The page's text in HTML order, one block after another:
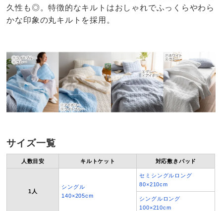
久性も◎。特徴的なキルトはおしゃれでふっくらやわら
かな印象の丸キルトを採用。
サイズ一覧
人数目安 キルトケット 対応敷きパッド
1人
シングル
140×205cm
セミシングルロング
80×210cm
シングルロング
100×210cm